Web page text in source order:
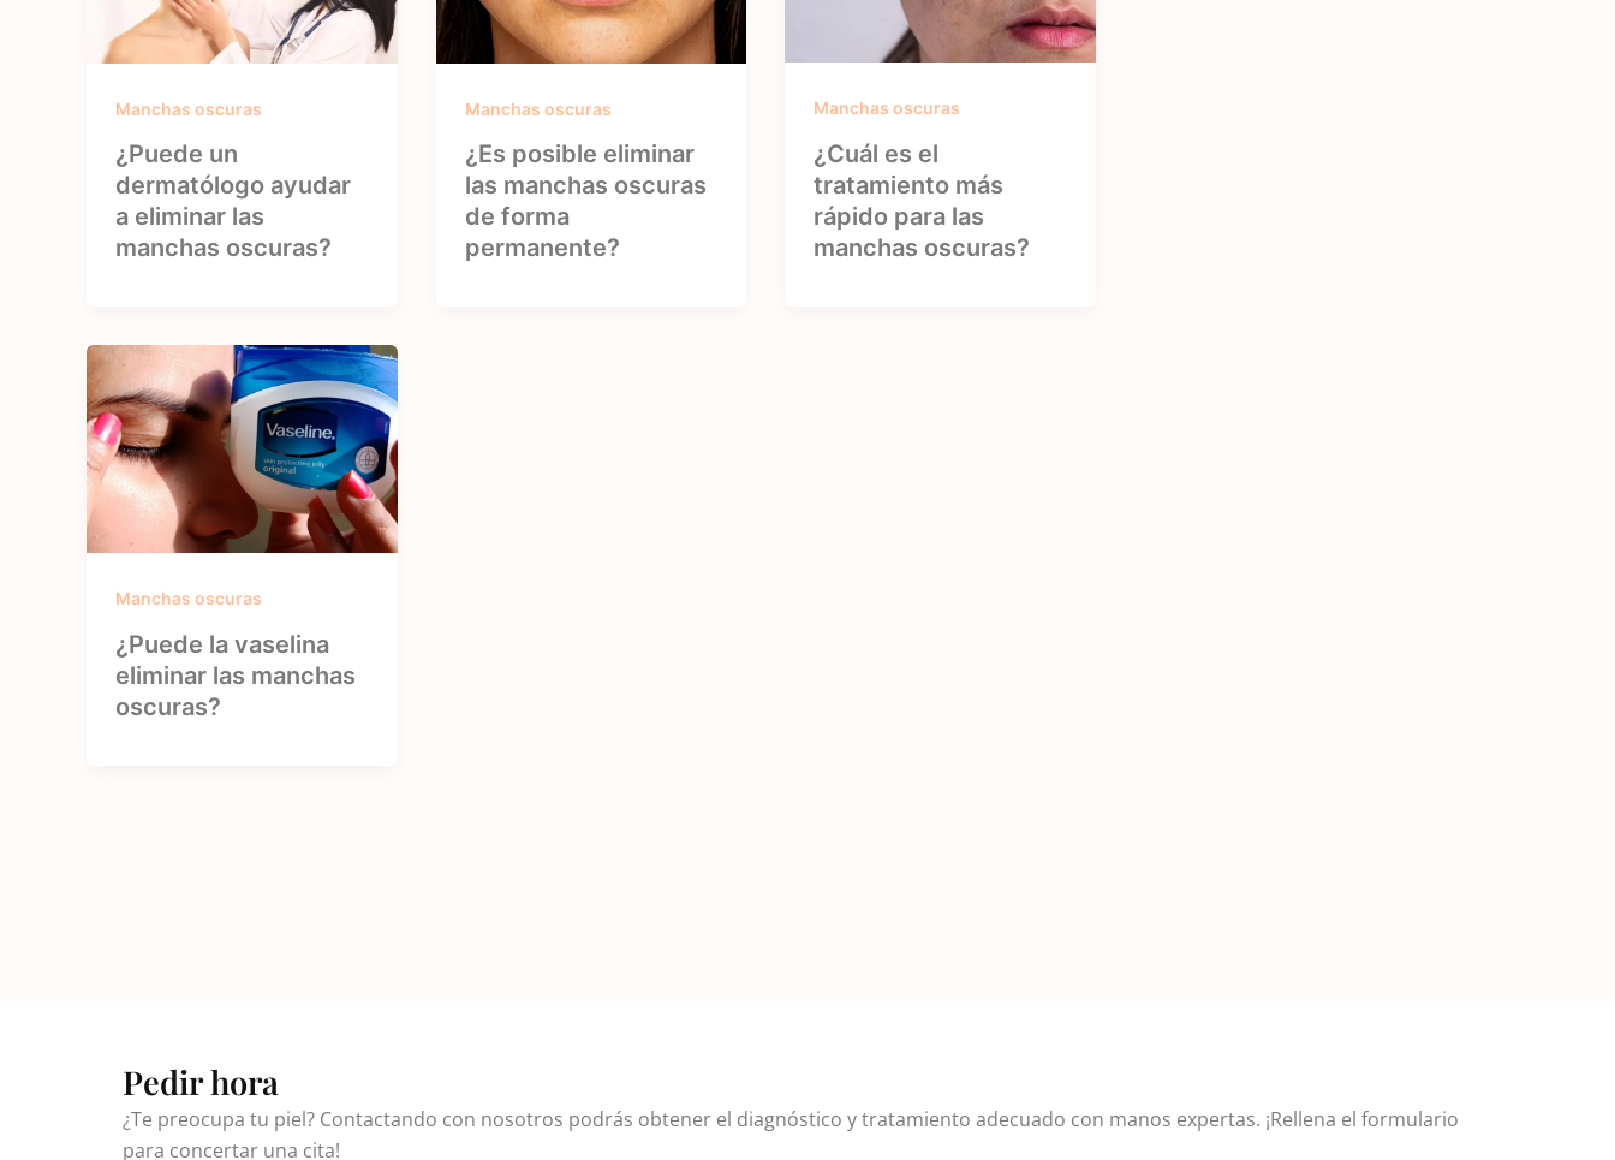
Manchas oscuras
¿Puede un
dermatólogo ayudar
a eliminar las
manchas oscuras?
Manchas oscuras
¿Es posible eliminar
las manchas oscuras
de forma
permanente?
Manchas oscuras
¿Cuál es el
tratamiento más
rápido para las
manchas oscuras?
Manchas oscuras
¿Puede la vaselina
eliminar las manchas
oscuras?
Pedir hora
¿Te preocupa tu piel? Contactando con nosotros podrás obtener el diagnóstico y tratamiento adecuado con manos expertas. ¡Rellena el formulario
para concertar una cita!